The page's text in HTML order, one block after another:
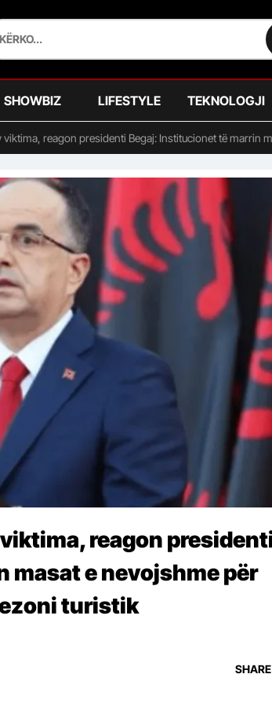
SHOWBIZ LIFESTYLE TEKNOLOGJI
viktima, reagon presidenti Begaj: Institucionet të marrin
reagon
e nevojshme për
turistik
SHARE